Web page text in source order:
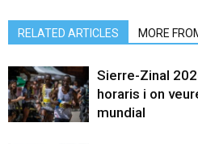
RELATED ARTICLES MORE
Sierre-Zinal
horaris i on
mundial